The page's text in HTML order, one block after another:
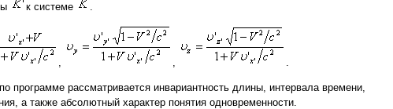
к системе .
, , .
программе рассматривается инвариантность длины, интервала времени,
а также абсолютный характер понятия одновременности.